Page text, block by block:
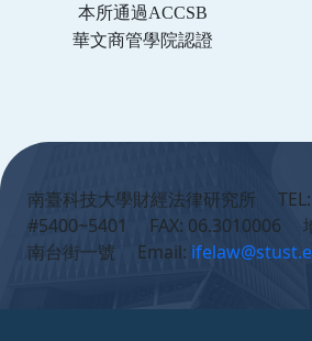
本所通過ACCSB
華文商管學院認證
南臺科技大學財經法律研究所 TEL:
#5400~5401 FAX: 06.3010006
南台街一號 Email: